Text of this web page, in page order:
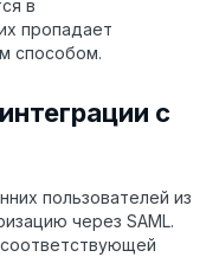
в
пропадает
способом.
с
пользователей из
через SAML.